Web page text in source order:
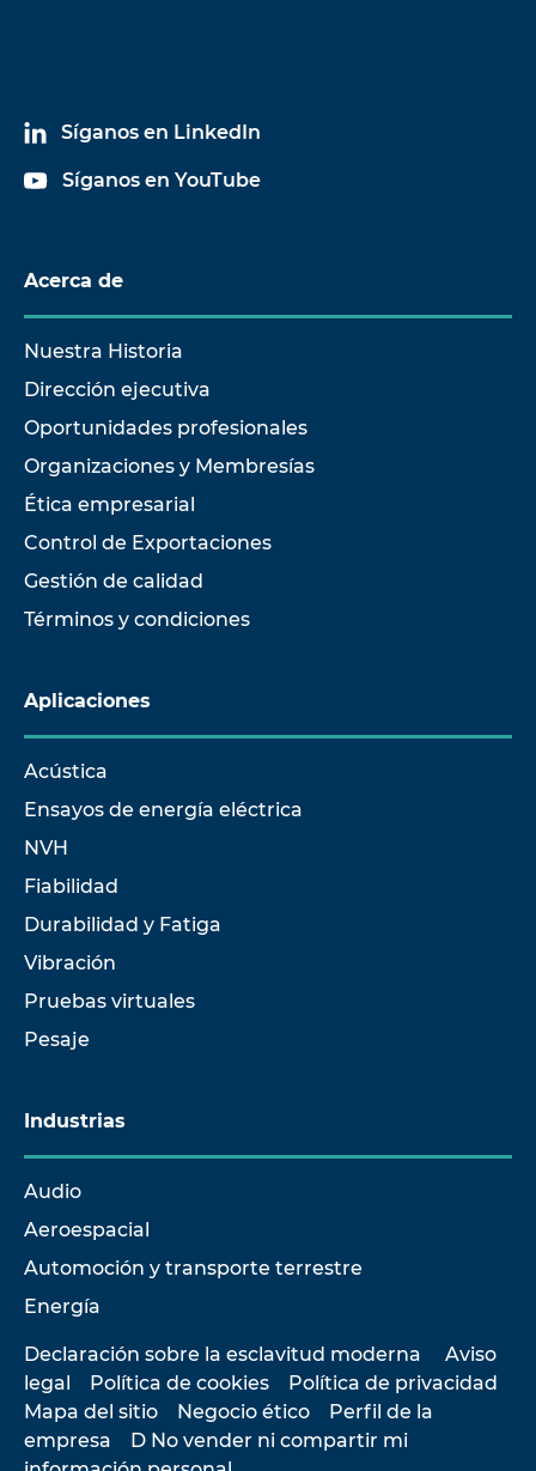
Síganos en LinkedIn
Síganos en YouTube
Acerca de
Nuestra Historia
Dirección ejecutiva
Oportunidades profesionales
Organizaciones y Membresías
Ética empresarial
Control de Exportaciones
Gestión de calidad
Términos y condiciones
Aplicaciones
Acústica
Ensayos de energía eléctrica
NVH
Fiabilidad
Durabilidad y Fatiga
Vibración
Pruebas virtuales
Pesaje
Industrias
Audio
Aeroespacial
Automoción y transporte terrestre
Energía
Declaración sobre la esclavitud moderna
Aviso
legal
Política de cookies
Política de privacidad
Mapa del sitio
Negocio ético
Perfil de la
empresa
D No vender ni compartir mi